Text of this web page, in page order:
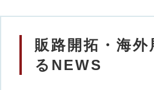
販路開拓・海外
るNEWS